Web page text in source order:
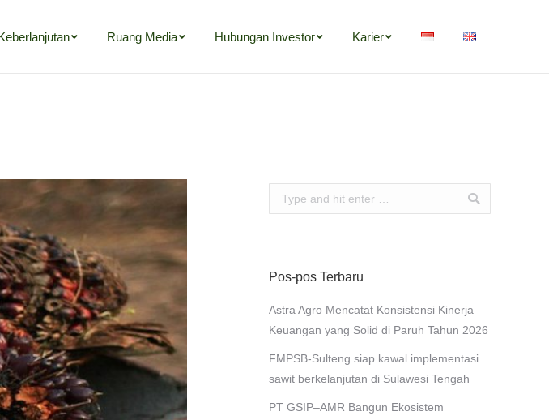
Ruang Media Hubungan Investor Karier
Search:
Pos-pos Terbaru
Astra Agro Mencatat Konsistensi Kinerja
Keuangan yang Solid di Paruh Tahun 2026
FMPSB-Sulteng siap kawal implementasi
sawit berkelanjutan di Sulawesi Tengah
PT GSIP–AMR Bangun Ekosistem